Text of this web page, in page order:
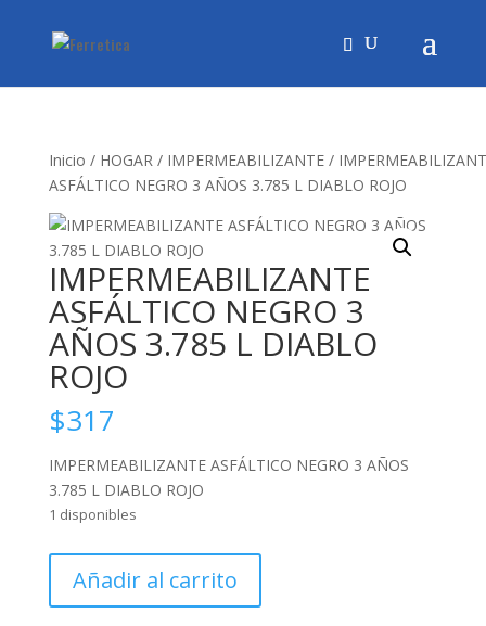
Inicio / HOGAR/ IMPERMEABILIZANTE/
ASFÁLTICO NEGRO 3 AÑOS 3.785 L DIABLO ROJO
IMPERMEABILIZANTE
ASFÁLTICO NEGRO 3
AÑOS 3.785 L DIABLO
ROJO
$317
IMPERMEABILIZANTE ASFÁLTICO NEGRO 3 AÑOS
3.785 L DIABLO ROJO
1 disponibles
ASFÁLTICO
NEGRO
Añadir al carrito